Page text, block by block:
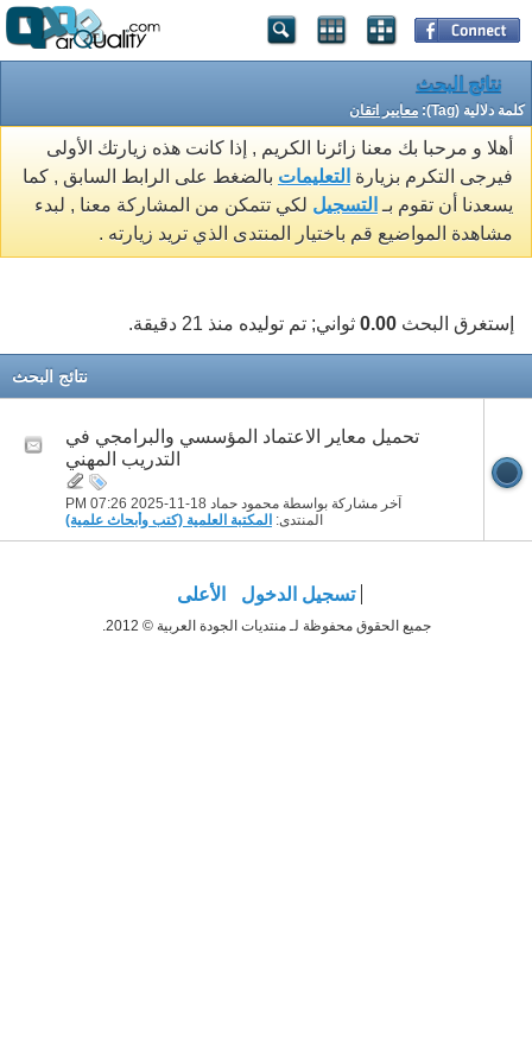
نتائج البحث
كلمة دلالية (Tag): معايير اتقان
أهلا و مرحبا بك معنا زائرنا الكريم , إذا كانت هذه زيارتك الأولى
فيرجى التكرم بزيارة التعليمات بالضغط على الرابط السابق , كما
يسعدنا أن تقوم بـ التسجيل لكي تتمكن من المشاركة معنا , لبدء
مشاهدة المواضيع قم باختيار المنتدى الذي تريد زيارته .
إستغرق البحث 0.00 ثواني; تم توليده منذ 21 دقيقة.
نتائج البحث
تحميل معاير الاعتماد المؤسسي والبرامجي في
التدريب المهني
آخر مشاركة بواسطة محمود حماد 18-11-2025
07:26 PM
المنتدى: المكتبة العلمية (كتب وأبحاث علمية)
تسجيل الدخول الأعلى
جميع الحقوق محفوظة لـ منتديات الجودة العربية © 2012.